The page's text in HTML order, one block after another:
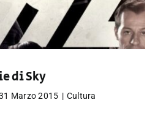
di Sky
Marzo 2015 | Cultura